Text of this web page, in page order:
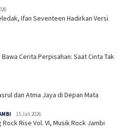
Ifan Seventeen Hadirkan Versi
Cerita Perpisahan: Saat Cinta Tak
dan Atma Jaya di Depan Mata
15 Juli 2026
Rise Vol. VI, Musik Rock Jambi